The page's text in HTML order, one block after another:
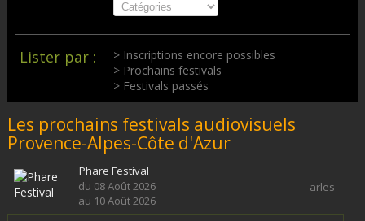
Lister par :
> Inscriptions encore possibles
> Prochains festivals
> Festivals passés
Les prochains festivals audiovisuels
Provence-Alpes-Côte d'Azur
Phare Festival
arles
du 08 Août 2026
au 10 Août 2026